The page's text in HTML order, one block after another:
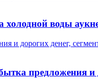
холодной воды
и дорогих денег,
предложения и